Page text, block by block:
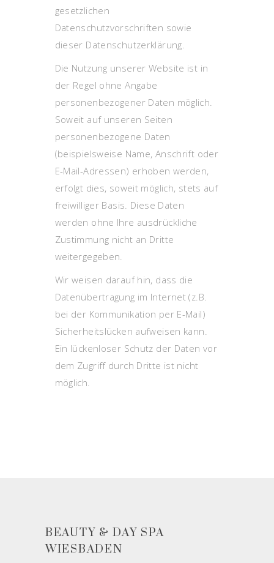
gesetzlichen
Datenschutzvorschriften sowie
dieser Datenschutzerklärung.
Die Nutzung unserer Website ist in
der Regel ohne Angabe
personenbezogener Daten möglich.
Soweit auf unseren Seiten
personenbezogene Daten
(beispielsweise Name, Anschrift oder
E-Mail-Adressen) erhoben werden,
erfolgt dies, soweit möglich, stets auf
freiwilliger Basis. Diese Daten
werden ohne Ihre ausdrückliche
Zustimmung nicht an Dritte
weitergegeben.
Wir weisen darauf hin, dass die
Datenübertragung im Internet (z.B.
bei der Kommunikation per E-Mail)
Sicherheitslücken aufweisen kann.
Ein lückenloser Schutz der Daten vor
dem Zugriff durch Dritte ist nicht
möglich.
BEAUTY & DAY SPA
WIESBADEN